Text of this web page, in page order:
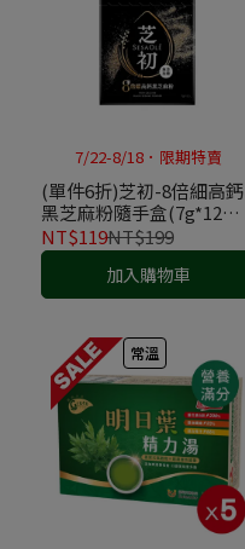
7/22-8/18．限期特賣
(單件6折)芝初-8倍細高鈣
黑芝麻粉隨手盒(7g*12包/
盒)
NT$119NT$199
加入購物車
常溫